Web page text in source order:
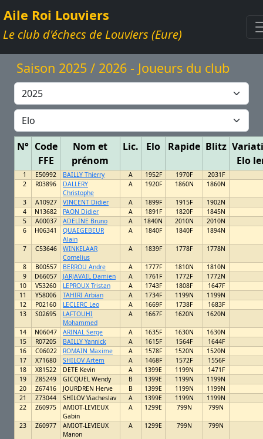
Aile Roi Louviers
Le club d'échecs de Louviers (Eure)
Saison 2025 / 2026 - Joueurs du club
N° Code
FFE
Nom et
prénom
Lic. Elo Rapide Blitz
Elo
1 E50992 BAILLY Thierry A 1952F 1970F
2031F
2
R03896
DALLERY
Christophe
A 1920F 1860N 1860N
3 A10927 VINCENT Didier A 1899F 1915F
1902N
4
N13682 PAON Didier A 1891F 1820F
1845N
5
A00037 ADELINE Bruno A 1840N 2010N
2010N
6
H06341
QUAEGEBEUR
Alain
A 1840F 1840F 1894N
7 C53646
WINKELAAR
Cornelius
A 1839F 1778F 1778N
8 B00557 BERROU Andre A 1777F 1810N
1810N
9
D66057 JARJAVAIL Damien A 1761F 1772F
1772N
10
V53260 LEPROUX Tristan A 1743F 1808F
1647F
11
Y58006 TAHIRI Arbian A 1734F 1199N
1199N
12
P02160 LECLERC Leo A 1669F 1738F
1683F
13
S02695
LAFTOUHI
Mohammed
A 1667F 1620N 1620N
14 N06047 ARINAL Serge A 1635F 1630N
1630N
15
R07205 BAILLY Yannick A 1615F 1564F
1644F
16
C06022 ROMAIN Maxime A 1578F 1520N
1520N
17
X71680 SHILOV Artem A 1468F 1572F
1556F
18
X81522 DETE Kevin A 1399E 1199N
1471F
19
Z85249 GICQUEL Wendy B 1399E 1199N
1199N
20
Z67416 JOURDREN Herve B 1399E 1199N
1199N
21
Z73044 SHILOV Viacheslav A 1399E 1199N
1199N
22
Z60975
AMIOT-LEVIEUX
Gabin
A 1299E 799N 799N
23 Z60977
AMIOT-LEVIEUX
Manon
A 1299E 799N 799N